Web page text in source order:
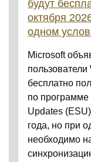
будут
октября
одном
Microsoft
бесплатно
по
Updates
года, но при
необходимо